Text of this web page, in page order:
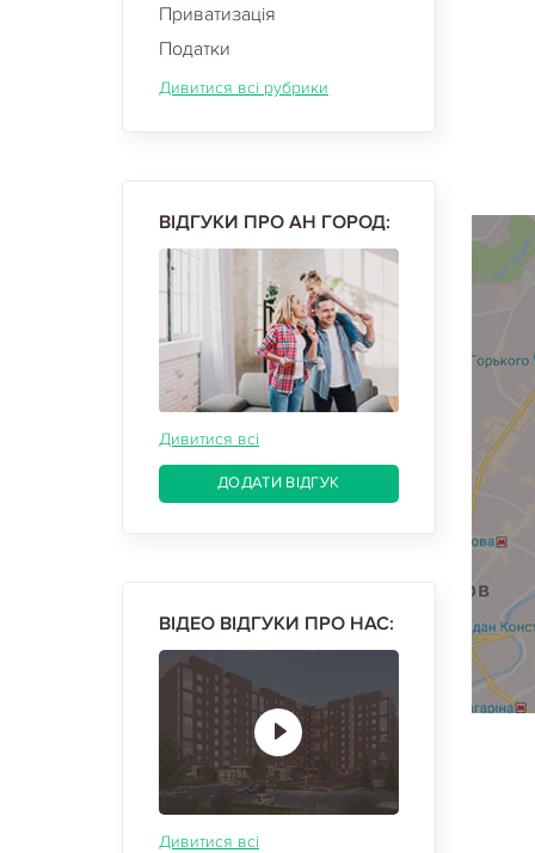
Приватизація
Податки
Дивитися всі рубрики
ВІДГУКИ ПРО АН ГОРОД:
Дивитися всі
ДОДАТИ ВІДГУК
ВІДЕО ВІДГУКИ ПРО НАС:
Дивитися всі